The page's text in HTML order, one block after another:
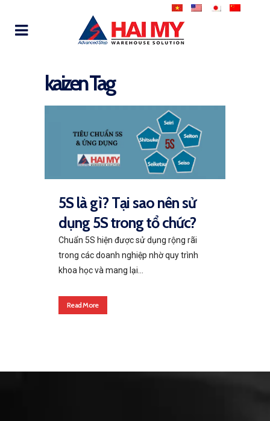
kaizen Tag
5S là gì? Tại sao nên sử
dụng 5S trong tổ chức?
Chuẩn 5S hiện được sử dụng rộng rãi
trong các doanh nghiệp nhờ quy trình
khoa học và mang lại...
Read More